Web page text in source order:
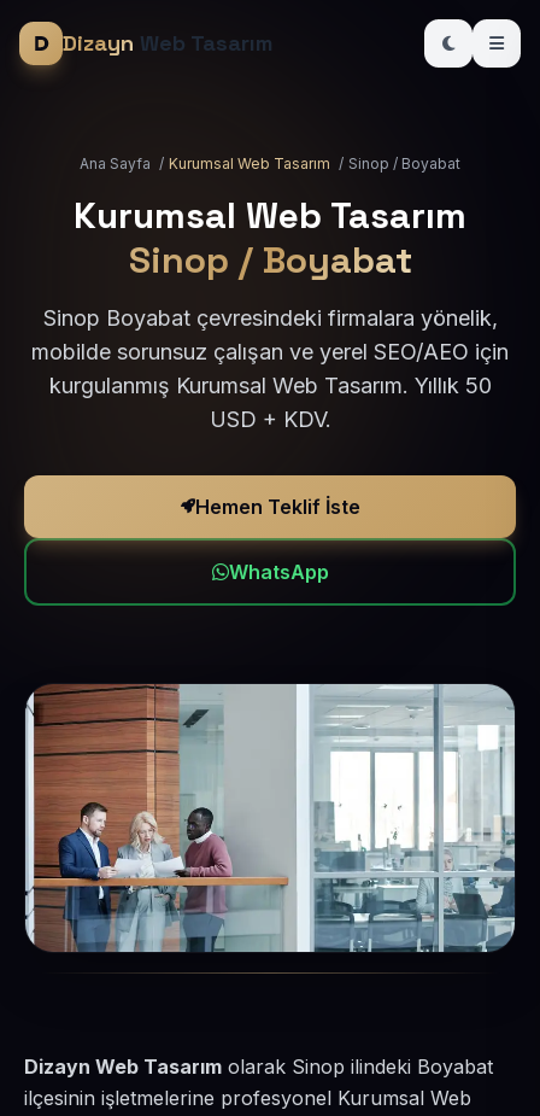
Dizayn Web Tasarım
Ana Sayfa / Kurumsal Web Tasarım / Sinop / Boyabat
Kurumsal Web Tasarım
Sinop / Boyabat
Sinop Boyabat çevresindeki firmalara yönelik,
mobilde sorunsuz çalışan ve yerel SEO/AEO için
kurgulanmış Kurumsal Web Tasarım. Yıllık 50
USD + KDV.
Hemen Teklif İste
WhatsApp
Dizayn Web Tasarım olarak Sinop ilindeki Boyabat
ilçesinin işletmelerine profesyonel Kurumsal Web